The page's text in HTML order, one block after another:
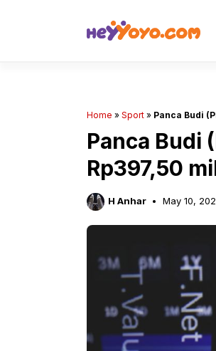
Home » Sport » Panca Budi
Panca Budi
Rp397,50
H Anhar May 10,